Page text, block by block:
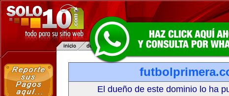
El dueño de este dominio lo ha